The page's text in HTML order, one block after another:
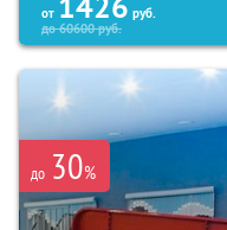
от
руб.
до60600руб.
до 30%